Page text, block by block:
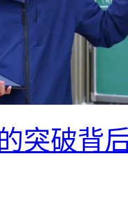
突破背